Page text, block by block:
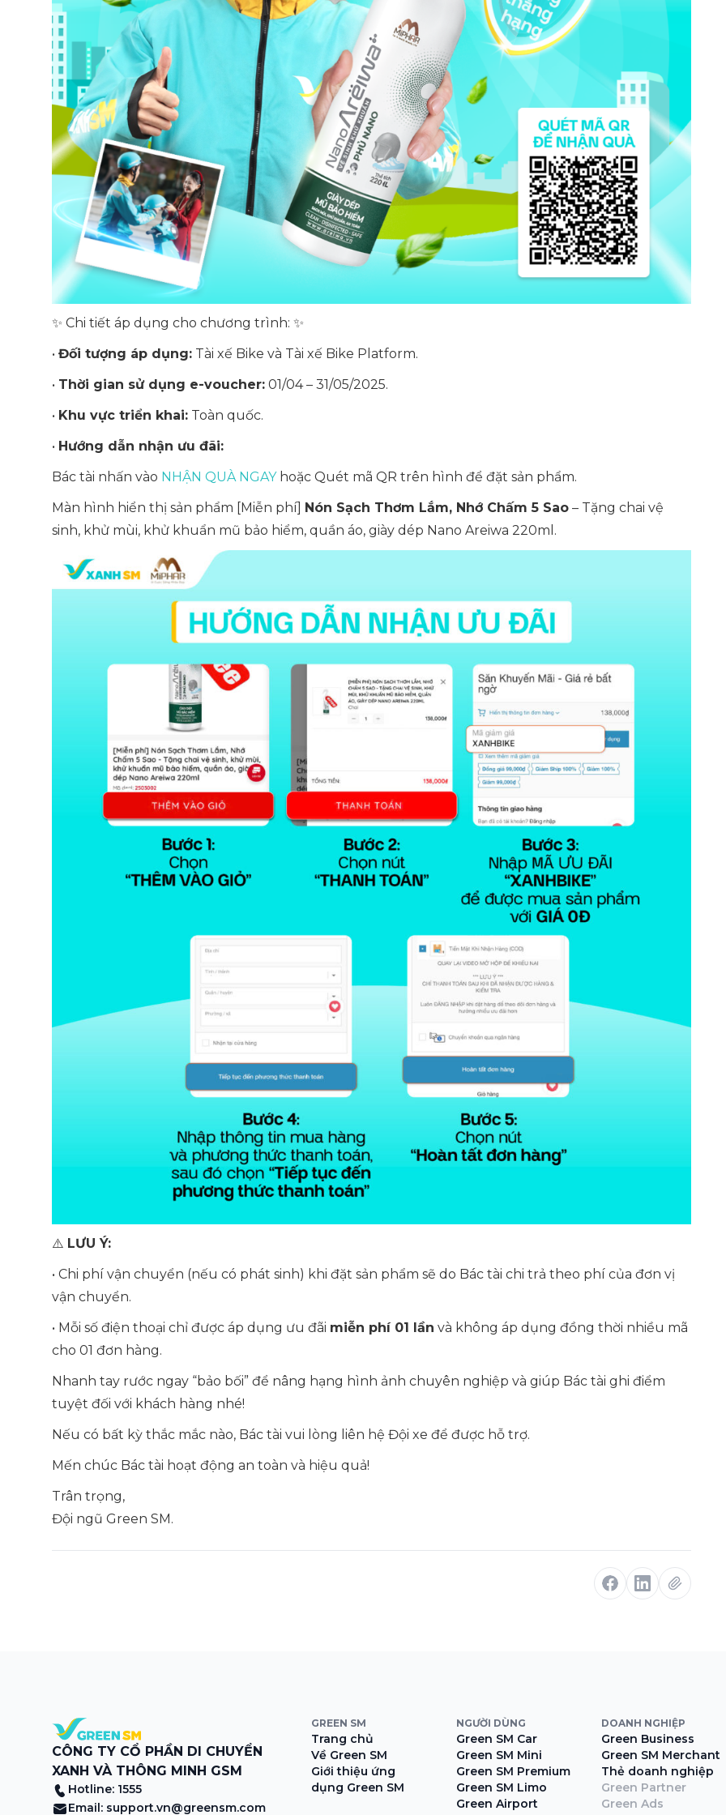
✨ Chi tiết áp dụng cho chương trình: ✨
• Đối tượng áp dụng: Tài xế Bike và Tài xế Bike Platform.
• Thời gian sử dụng e-voucher: 01/04 – 31/05/2025.
• Khu vực triển khai: Toàn quốc.
• Hướng dẫn nhận ưu đãi:
Bác tài nhấn vào NHẬN QUÀ NGAYhoặc Quét mã QR trên hình để đặt sản phẩm.
Màn hình hiển thị sản phẩm [Miễn phí]
Nón Sạch Thơm Lắm, Nhớ Chấm 5 Sao – Tặng chai vệ
sinh, khử mùi, khử khuẩn mũ bảo hiểm, quần áo, giày dép Nano Areiwa 220ml.
⚠️ LƯU Ý:
• Chi phí vận chuyển (nếu có phát sinh) khi đặt sản phẩm sẽ do Bác tài chi trả theo phí của đơn vị
vận chuyển.
• Mỗi số điện thoại chỉ được áp dụng ưu đãi miễn phí 01 lần và không áp dụng đồng thời nhiều mã
cho 01 đơn hàng.
Nhanh tay rước ngay “bảo bối” để nâng hạng hình ảnh chuyên nghiệp và giúp Bác tài ghi điểm
tuyệt đối với khách hàng nhé!
Nếu có bất kỳ thắc mắc nào, Bác tài vui lòng liên hệ Đội xe để được hỗ trợ.
Mến chúc Bác tài hoạt động an toàn và hiệu quả!
Trân trọng,
Đội ngũ Green SM.
CÔNG TY CỔ PHẦN DI CHUYỂN
XANH VÀ THÔNG MINH GSM
Hotline: 1555
Email: support.vn@greensm.com
GREEN SM
Trang chủ
Về Green SM
Giới thiệu ứng
dụng Green SM
NGƯỜI DÙNG
Green SM Car
Green SM Mini
Green SM Premium
Green SM Limo
Green Airport
DOANH NGHIỆP
Green Business
Green SM Merchant
Thẻ doanh nghiệp
Green Partner
Green Ads